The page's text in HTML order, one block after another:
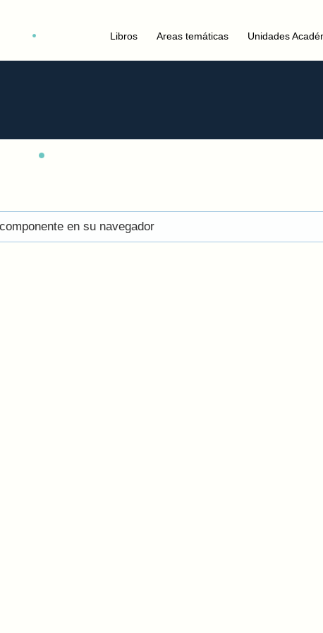
Libros Areas temáticas Unidades
en su navegador